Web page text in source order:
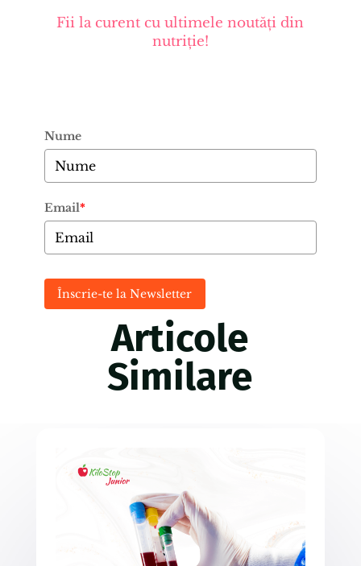
Fii la curent cu ultimele noutăți din
nutriție!
Nume
Email*
Înscrie-te la Newsletter
Articole
Similare